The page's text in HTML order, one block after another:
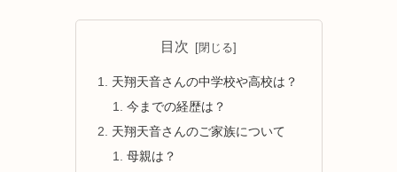
目次
天翔天音さんの中学校や高校は？
今までの経歴は？
天翔天音さんのご家族について
母親は？